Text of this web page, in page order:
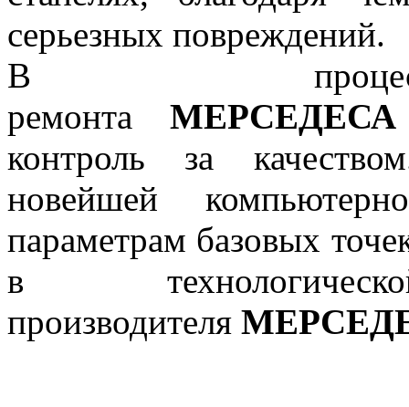
серьезных повреждений.
В
ремонтаМЕРСЕДЕСА
контроль за
новейшей
параметрам базовых
в
производителя